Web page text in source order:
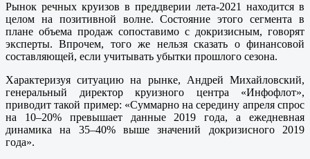
Рынок речных круизов в преддверии лета-2021 находится в
целом на позитивной волне. Состояние этого сегмента в
плане объема продаж сопоставимо с докризисным, говорят
эксперты. Впрочем, того же нельзя сказать о финансовой
составляющей, если учитывать убытки прошлого сезона.
Характеризуя ситуацию на рынке, Андрей Михайловский,
генеральный директор круизного центра «Инфофлот»,
приводит такой пример: «Суммарно на середину апреля спрос
на 10–20% превышает данные 2019 года, а ежедневная
динамика на 35–40% выше значений докризисного 2019
года».